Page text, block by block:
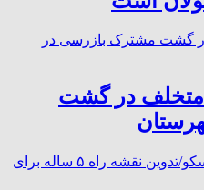
در گشت